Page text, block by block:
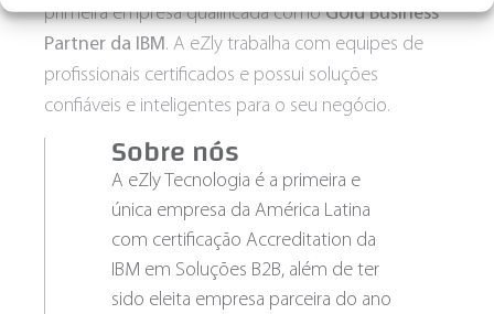
primeira empresa qualificada comoGold Business
Partner da IBM . A eZly trabalha com equipes de
profissionais certificados e possui soluções
confiáveis e inteligentes para o seu negócio.
Sobre nós
A eZly Tecnologia é a primeira e
única empresa da América Latina
com certificação Accreditation da
IBM em Soluções B2B, além de ter
sido eleita empresa parceira do ano